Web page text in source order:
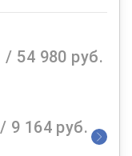
/ 54 980 руб.
/ 9 164 руб.